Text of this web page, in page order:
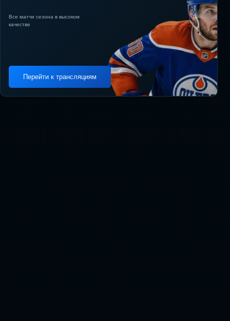
Все матчи сезона в высоком
качестве
Перейти к трансляциям